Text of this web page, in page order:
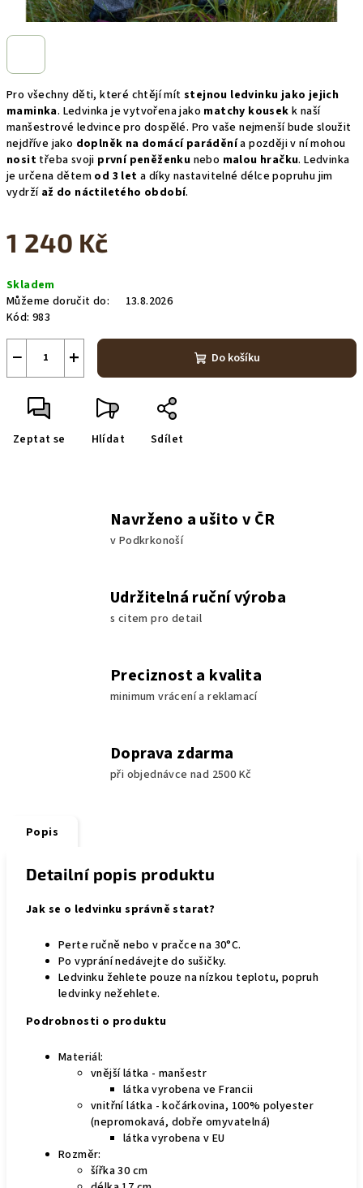
Pro všechny děti, které chtějí mít stejnou ledvinku jako jejich
maminka. Ledvinka je vytvořena jako matchy kousek k naší
manšestrové ledvince pro dospělé. Pro vaše nejmenší bude sloužit
nejdříve jako doplněk na domácí paráděnía později v ní mohou
nosit třeba svoji první peněženku nebo malou hračku. Ledvinka
je určena dětem od 3 let a díky nastavitelné délce popruhu jim
vydrží až do náctiletého období.
1 240 Kč
cena:
Skladem
Můžeme doručit do:
13.8.2026
Kód: 983
+
− Do košíku
Zeptat se Hlídat Sdílet
Navrženo a ušito v ČR
v Podkrkonoší
Udržitelná ruční výroba
s citem pro detail
Preciznost a kvalita
minimum vrácení a reklamací
Doprava zdarma
při objednávce nad 2500 Kč
Popis
Detailní popis produktu
Jak se o ledvinku správně starat?
Perte ručně nebo v pračce na 30°C.
Po vyprání nedávejte do sušičky.
Ledvinku žehlete pouze na nízkou teplotu, popruh
ledvinky nežehlete.
Podrobnosti o produktu
Materiál:
vnější látka - manšestr
látka vyrobena ve Francii
vnitřní látka - kočárkovina, 100% polyester
(nepromokavá, dobře omyvatelná)
látka vyrobena v EU
Rozměr:
šířka 30 cm